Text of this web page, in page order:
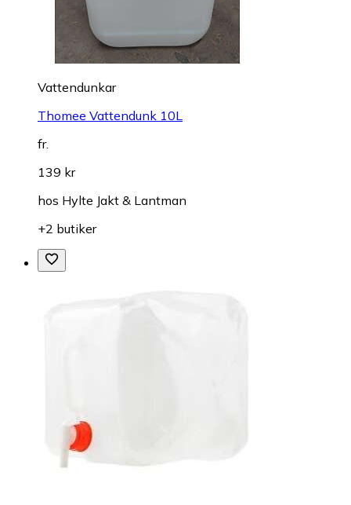
Vattendunkar
Thomee Vattendunk 10L
fr.
139 kr
hos Hylte Jakt & Lantman
+2 butiker